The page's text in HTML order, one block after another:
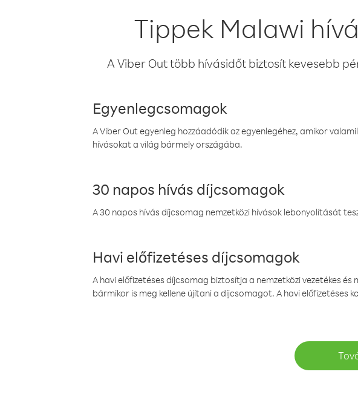
Tippek Malawi
A Viber Out több hívásidőt biztosít kevesebb
Egyenlegcsomagok
A Viber Out egyenleg hozzáadódik az egyenlegéhez, amikor
hívásokat a világ bármely országába.
30 napos hívás díjcsomagok
A 30 napos hívás díjcsomag nemzetközi hívások lebonyolítását
Havi előfizetéses díjcsomagok
A havi előfizetéses díjcsomag biztosítja a nemzetközi vezetékes
bármikor is meg kellene újítani a díjcsomagot. A havi